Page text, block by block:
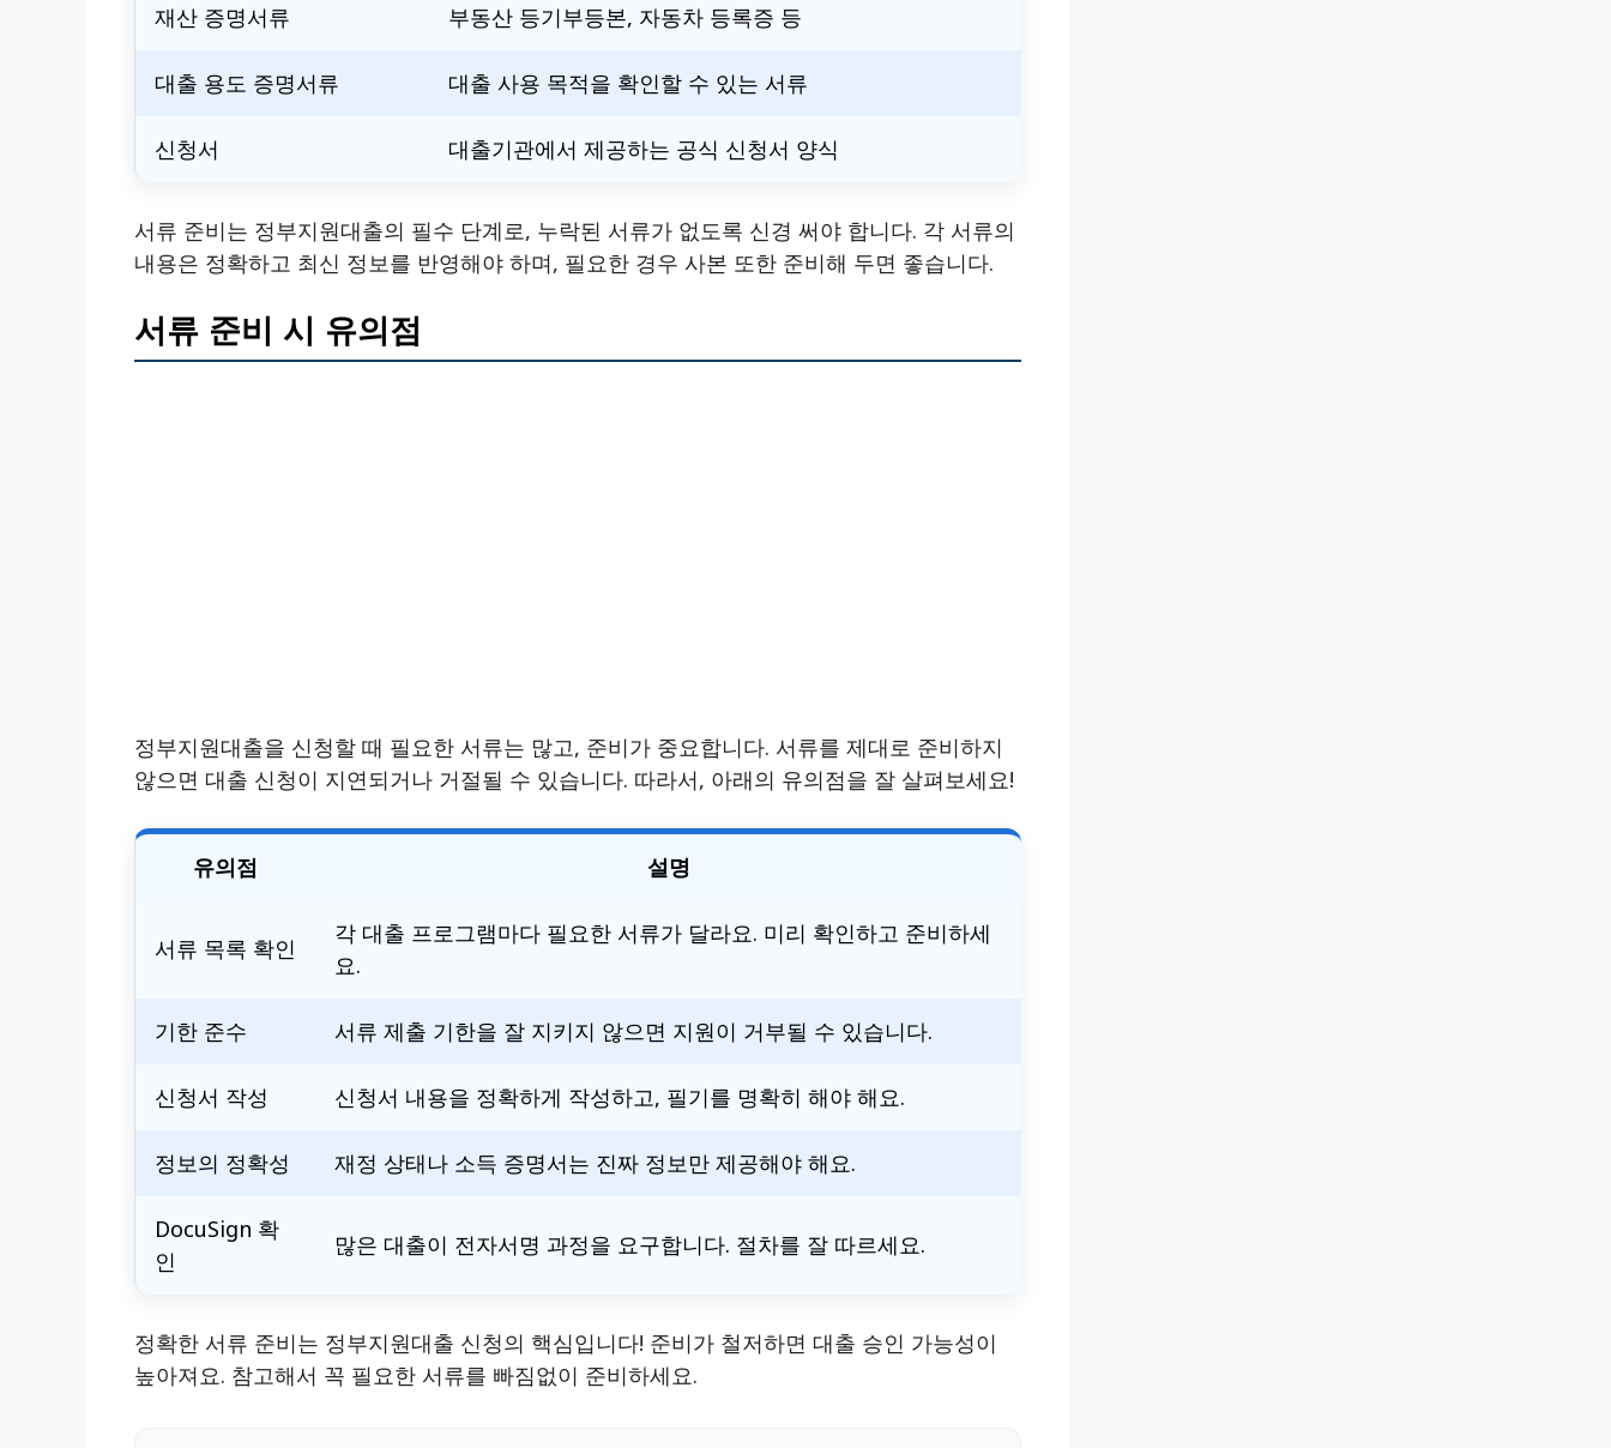
재산 증명서류 부동산 등기부등본, 자동차 등록증 등
대출 용도 증명서류 대출 사용 목적을 확인할 수 있는 서류
신청서 대출기관에서 제공하는 공식 신청서 양식
서류 준비는 정부지원대출의 필수 단계로, 누락된 서류가 없도록 신경 써야 합니다. 각 서류의
내용은 정확하고 최신 정보를 반영해야 하며, 필요한 경우 사본 또한 준비해 두면 좋습니다.
서류 준비 시 유의점
정부지원대출을 신청할 때 필요한 서류는 많고, 준비가 중요합니다. 서류를 제대로 준비하지
않으면 대출 신청이 지연되거나 거절될 수 있습니다. 따라서, 아래의 유의점을 잘 살펴보세요!
유의점 설명
서류 목록 확인
각 대출 프로그램마다 필요한 서류가 달라요. 미리 확인하고 준비하세
요.
기한 준수 서류 제출 기한을 잘 지키지 않으면 지원이 거부될 수 있습니다.
신청서 작성 신청서 내용을 정확하게 작성하고, 필기를 명확히 해야 해요.
정보의 정확성 재정 상태나 소득 증명서는 진짜 정보만 제공해야 해요.
DocuSign 확
인
많은 대출이 전자서명 과정을 요구합니다. 절차를 잘 따르세요.
정확한 서류 준비는 정부지원대출 신청의 핵심입니다! 준비가 철저하면 대출 승인 가능성이
높아져요. 참고해서 꼭 필요한 서류를 빠짐없이 준비하세요.